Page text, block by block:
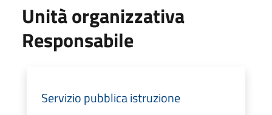
Unità organizzativa
Responsabile
Servizio pubblica istruzione